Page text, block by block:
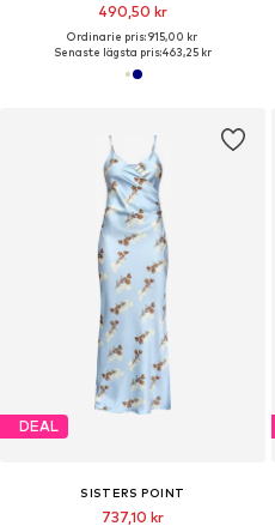
490,50 kr
Ordinarie pris: 915,00 kr
Senaste lägsta pris:463,25 kr
DEAL
SISTERS POINT
737,10 kr